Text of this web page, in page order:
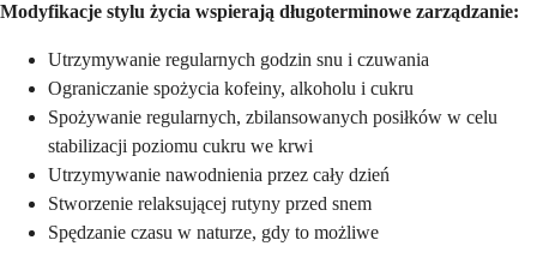
Modyfikacje stylu życia wspierają długoterminowe zarządzanie:
Utrzymywanie regularnych godzin snu i czuwania
Ograniczanie spożycia kofeiny, alkoholu i cukru
Spożywanie regularnych, zbilansowanych posiłków w celu
stabilizacji poziomu cukru we krwi
Utrzymywanie nawodnienia przez cały dzień
Stworzenie relaksującej rutyny przed snem
Spędzanie czasu w naturze, gdy to możliwe